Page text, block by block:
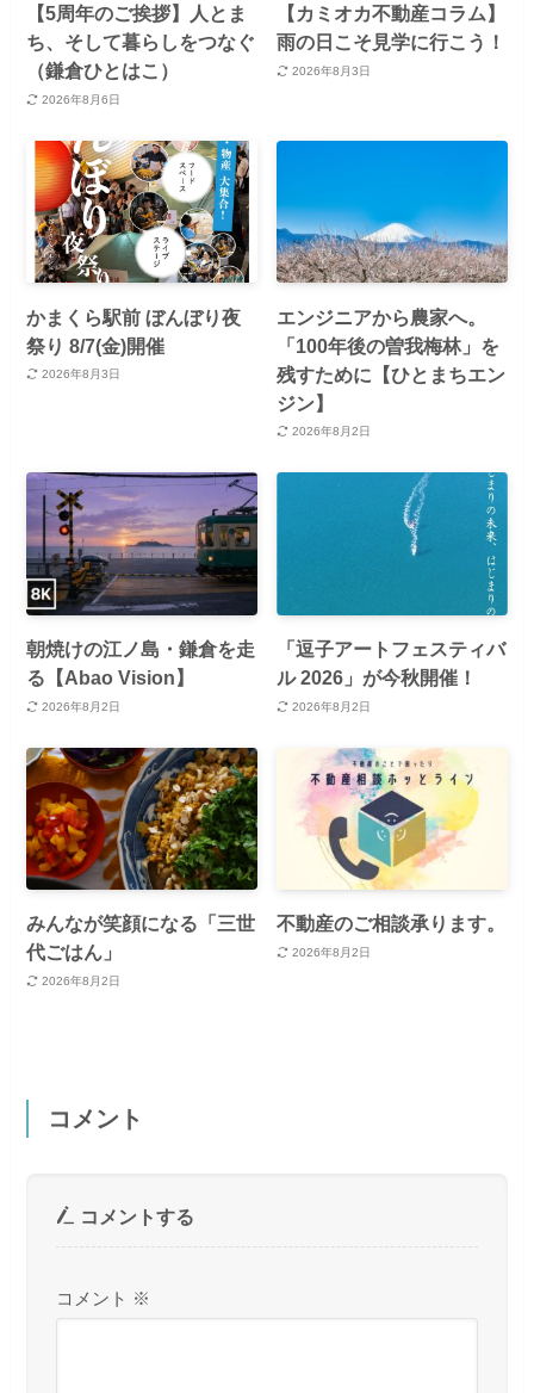
【5周年のご挨拶】人とま
ち、そして暮らしをつなぐ
（鎌倉ひとはこ）
2026年8月6日
【カミオカ不動産コラム】
雨の日こそ見学に行こう！
2026年8月3日
かまくら駅前 ぼんぼり夜
祭り 8/7(金)開催
2026年8月3日
エンジニアから農家へ。
「100年後の曽我梅林」を
残すために【ひとまちエン
ジン】
2026年8月2日
朝焼けの江ノ島・鎌倉を走
る【Abao Vision】
2026年8月2日
「逗子アートフェスティバ
ル 2026」が今秋開催！
2026年8月2日
みんなが笑顔になる「三世
代ごはん」
2026年8月2日
不動産のご相談承ります。
2026年8月2日
コメント
コメントする
コメント ※